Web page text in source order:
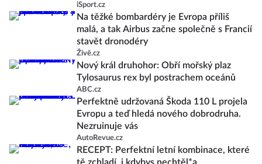
iSport.cz
Na těžké bombardéry je Evropa příliš
malá, a tak Airbus začne společně s Francií
stavět dronodéry
Živě.cz
Nový král druhohor: Obří mořský plaz
Tylosaurus rex byl postrachem oceánů
ABC.cz
Perfektně udržovaná Škoda 110 L projela
Evropu a teď hledá nového dobrodruha.
Nezruinuje vás
AutoRevue.cz
RECEPT: Perfektní letní kombinace, které